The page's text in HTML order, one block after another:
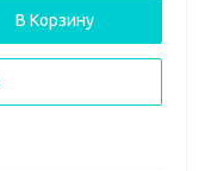
В Корзину